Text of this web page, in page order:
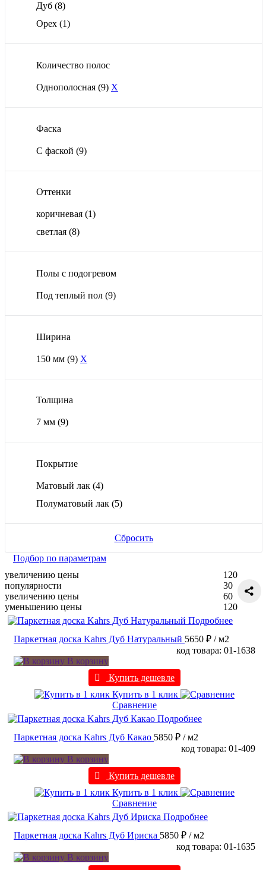
Дуб (8)
Орех (1)
Количество полос
Однополосная (9) X
Фаска
С фаской (9)
Оттенки
коричневая (1)
светлая (8)
Полы с подогревом
Под теплый пол (9)
Ширина
150 мм (9) X
Толщина
7 мм (9)
Покрытие
Матовый лак (4)
Полуматовый лак (5)
Сбросить
Подбор по параметрам
увеличению цены
популярности
увеличению цены
уменьшению цены
120
30
60
120
Подробнее
Паркетная доска Kahrs Дуб Натуральный 5650 ₽ / м2
код товара: 01-1638
В корзину
Купить дешевле
Купить в 1 клик
Сравнение
Подробнее
Паркетная доска Kahrs Дуб Какао 5850 ₽ / м2
код товара: 01-409
В корзину
Купить дешевле
Купить в 1 клик
Сравнение
Подробнее
Паркетная доска Kahrs Дуб Ириска 5850 ₽ / м2
код товара: 01-1635
В корзину